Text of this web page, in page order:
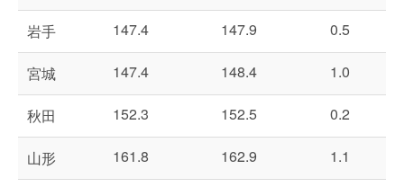
岩手 147.4 147.9 0.5
宮城 147.4 148.4 1.0
秋田 152.3 152.5 0.2
山形 161.8 162.9 1.1